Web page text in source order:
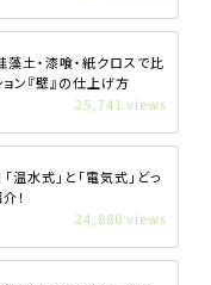
土・漆喰・紙クロスで比
ン『壁』の仕上げ方
25,741 views
温水式」と「電気式」どっ
！
24,880 views